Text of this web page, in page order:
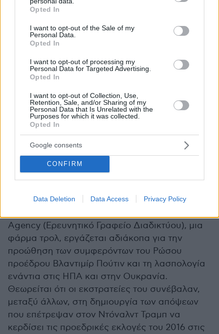
grant or deny consent to Google and its third-party tags to
use your data for below specified purposes in below Google
consent section.
Opted In
I want to opt-out of the Sale of my
Personal Data.
Opted In
I want to opt-out of processing my
Personal Data for Targeted Advertising.
Opted In
I want to opt-out of Collection, Use,
Retention, Sale, and/or Sharing of my
Personal Data that Is Unrelated with the
Purposes for which it was collected.
Opted In
Google consents
CONFIRM
Data Deletion Data Access Privacy Policy
Ψευδείς αναφορές για τον θάνατο διασήμων ή
προκαλούν εκτεταμένες διενέξεις. Δεν
χρειάζεται να αναφέρουμε ονόματα. Όποιες κι
αν είναι οι πολιτικές σας πεποιθήσεις, μπορείτε
εύλογα να υποθέσετε ότι και το κόμμα που
αλήθεια.
Αυτά τα συγκεκριμένα παραδείγματα μπορεί
να φαίνονται αθώα ως έναν βαθμό. Εντούτοις,
υπάρχουν επίσης «φάρμες τρολ», που το μόνο
που κάνουν είναι να παράγουν προπαγάνδα
καμουφλαρισμένη σε ειδησεογραφία και να τη
σχετικά με το άλφα ή το βήτα. Στην Αγία
Agency (Ερευνητικό Γραφείο Διαδικτύου), μια
φάρμα τρολ, εργάζεται αδιάκοπα για την
προώθηση των συμφερόντων του Ρώσου
προέδρου Βλαντιμίρ Πούτιν και τη λασπολογία
ενάντια στις ΗΠΑ και στην Ουκρανία.
Θεωρείται ότι οι εκστρατείες του συνέβαλαν,
μεταξύ άλλων, στη δημιουργία των απόψεων
που επέτρεψαν στον Ντόναλντ Τραμπ να
κερδίσει τις προεδρικές εκλογές του 2016 στις